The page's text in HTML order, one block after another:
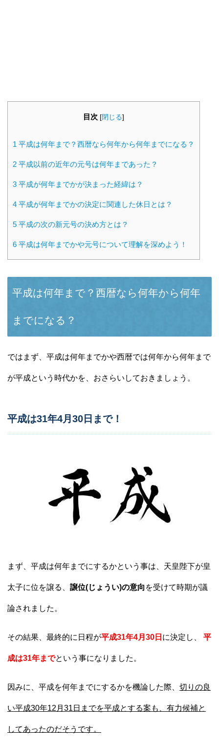
目次 [閉じる]
1 平成は何年まで？西暦なら何年から何年までになる？
2 平成以前の近年の元号は何年まであった？
3 平成が何年までかが決まった経緯は？
4 平成が何年までかの決定に関連した休日とは？
5 平成の次の新元号の決め方とは？
6 平成は何年までかや元号について理解を深めよう！
平成は何年まで？西暦なら何年から何年
までになる？
ではまず、平成は何年までかや西暦では何年から何年まで
が平成という時代かを、おさらいしておきましょう。
平成は31年4月30日まで！
まず、平成は何年までにするかという事は、天皇陛下が皇
太子に位を譲る、 譲位(じょうい)の意向 を受けて時期が議
論されました。
その結果、最終的に日程が平成31年4月30日 に決定し、 平
成は31年までという事になりました。
因みに、平成を何年までにするかを機論した際、 切りの良
い平成30年12月31日までを平成とする案も、有力候補と
してあったのだそうです。